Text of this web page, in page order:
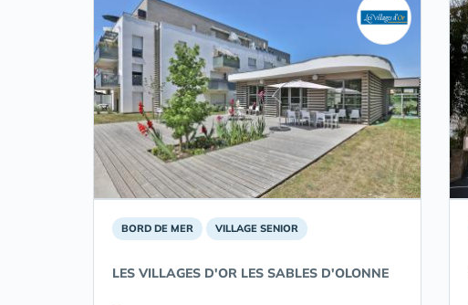
BORD DE MER VILLAGE SENIOR
LES VILLAGES D'OR LES SABLES D'OLONNE